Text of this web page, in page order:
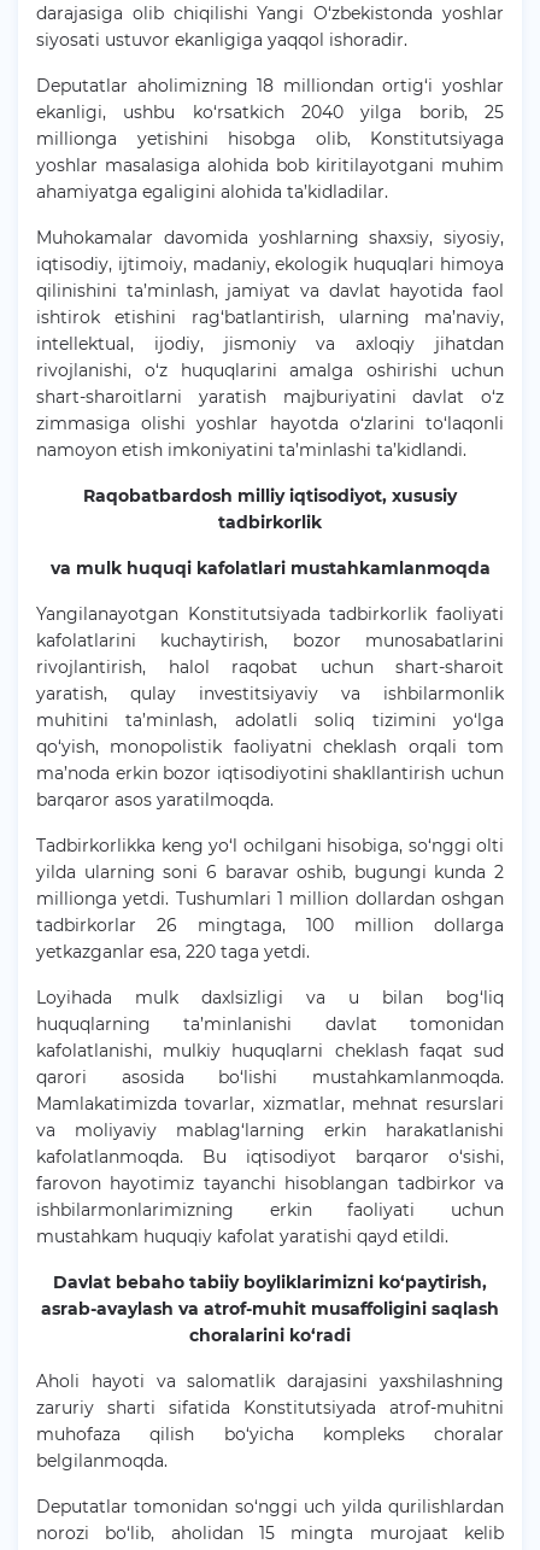
darajasiga olib chiqilishi Yangi O‘zbekistonda yoshlar
siyosati ustuvor ekanligiga yaqqol ishoradir.
Deputatlar aholimizning 18 milliondan ortig‘i yoshlar
ekanligi, ushbu ko‘rsatkich 2040 yilga borib, 25
millionga yetishini hisobga olib, Konstitutsiyaga
yoshlar masalasiga alohida bob kiritilayotgani muhim
ahamiyatga egaligini alohida ta’kidladilar.
Muhokamalar davomida yoshlarning shaxsiy, siyosiy,
iqtisodiy, ijtimoiy, madaniy, ekologik huquqlari himoya
qilinishini ta’minlash, jamiyat va davlat hayotida faol
ishtirok etishini rag‘batlantirish, ularning ma’naviy,
intellektual, ijodiy, jismoniy va axloqiy jihatdan
rivojlanishi, o‘z huquqlarini amalga oshirishi uchun
shart-sharoitlarni yaratish majburiyatini davlat o‘z
zimmasiga olishi yoshlar hayotda o‘zlarini to‘laqonli
namoyon etish imkoniyatini ta’minlashi ta’kidlandi.
Raqobatbardosh milliy iqtisodiyot, xususiy
tadbirkorlik
va mulk huquqi kafolatlari mustahkamlanmoqda
Yangilanayotgan Konstitutsiyada tadbirkorlik faoliyati
kafolatlarini kuchaytirish, bozor munosabatlarini
rivojlantirish, halol raqobat uchun shart-sharoit
yaratish, qulay investitsiyaviy va ishbilarmonlik
muhitini ta’minlash, adolatli soliq tizimini yo‘lga
qo‘yish, monopolistik faoliyatni cheklash orqali tom
ma’noda erkin bozor iqtisodiyotini shakllantirish uchun
barqaror asos yaratilmoqda.
Tadbirkorlikka keng yo‘l ochilgani hisobiga, so‘nggi olti
yilda ularning soni 6 baravar oshib, bugungi kunda 2
millionga yetdi. Tushumlari 1 million dollardan oshgan
tadbirkorlar 26 mingtaga, 100 million dollarga
yetkazganlar esa, 220 taga yetdi.
Loyihada mulk daxlsizligi va u bilan bog‘liq
huquqlarning ta’minlanishi davlat tomonidan
kafolatlanishi, mulkiy huquqlarni cheklash faqat sud
qarori asosida bo‘lishi mustahkamlanmoqda.
Mamlakatimizda tovarlar, xizmatlar, mehnat resurslari
va moliyaviy mablag‘larning erkin harakatlanishi
kafolatlanmoqda. Bu iqtisodiyot barqaror o‘sishi,
farovon hayotimiz tayanchi hisoblangan tadbirkor va
ishbilarmonlarimizning erkin faoliyati uchun
mustahkam huquqiy kafolat yaratishi qayd etildi.
Davlat bebaho tabiiy boyliklarimizni ko‘paytirish,
asrab-avaylash va atrof-muhit musaffoligini saqlash
choralarini ko‘radi
Aholi hayoti va salomatlik darajasini yaxshilashning
zaruriy sharti sifatida Konstitutsiyada atrof-muhitni
muhofaza qilish bo‘yicha kompleks choralar
belgilanmoqda.
Deputatlar tomonidan so‘nggi uch yilda qurilishlardan
norozi bo‘lib, aholidan 15 mingta murojaat kelib